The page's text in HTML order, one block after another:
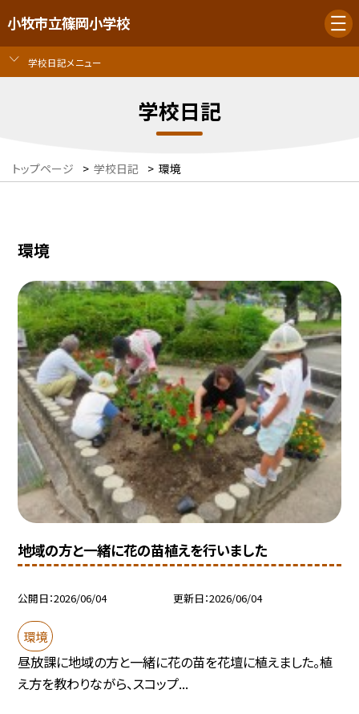
小牧市立篠岡小学校
学校日記メニュー
学校日記
トップページ > 学校日記 > 環境
環境
地域の方と一緒に花の苗植えを行いました
公開日 2026/06/04 更新日 2026/06/04
環境
昼放課に地域の方と一緒に花の苗を花壇に植えました。植
え方を教わりながら、スコップ...